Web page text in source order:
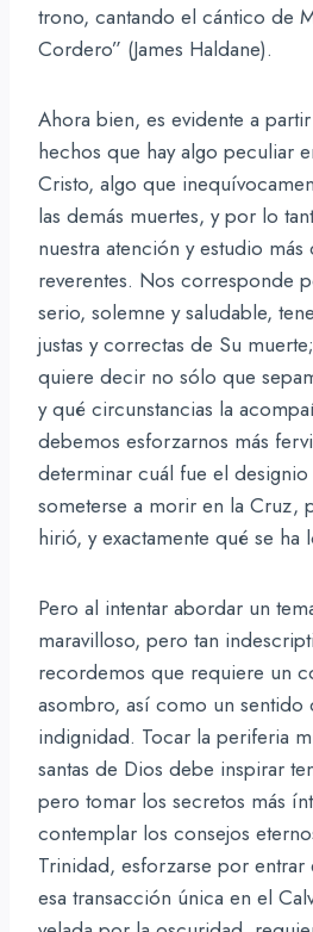
trono, cantando el cántico de
Cordero” (James Haldane).
Ahora bien, es evidente a
hechos que hay algo peculiar
Cristo, algo que
las demás muertes, y por lo
nuestra atención y estudio
reverentes. Nos corresponde
serio, solemne y saludable,
justas y correctas de Su
quiere decir no sólo que
y qué circunstancias la
debemos esforzarnos más
determinar cuál fue el
someterse a morir en la Cruz,
hirió, y exactamente qué se
Pero al intentar abordar un
maravilloso, pero tan
recordemos que requiere un
asombro, así como un sentido
indignidad. Tocar la periferia
santas de Dios debe inspirar
pero tomar los secretos más
contemplar los consejos
Trinidad, esforzarse por
esa transacción única en el